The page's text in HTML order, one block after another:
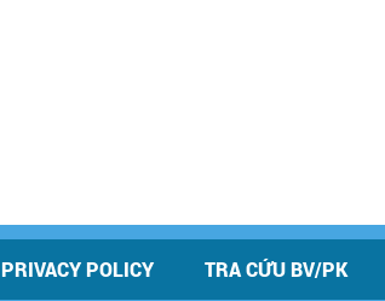
PRIVACY POLICY TRA CỨU BV/PK